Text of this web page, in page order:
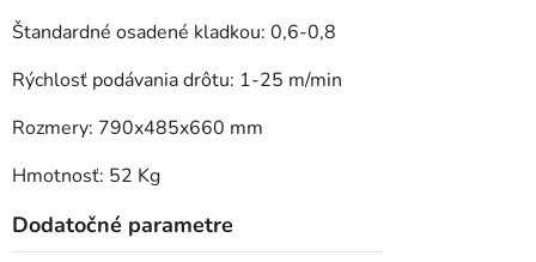
Štandardné osadené kladkou: 0,6-0,8
Rýchlosť podávania drôtu: 1-25 m/min
Rozmery: 790x485x660 mm
Hmotnosť: 52 Kg
Dodatočné parametre